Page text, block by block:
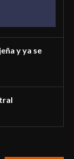
y ya se